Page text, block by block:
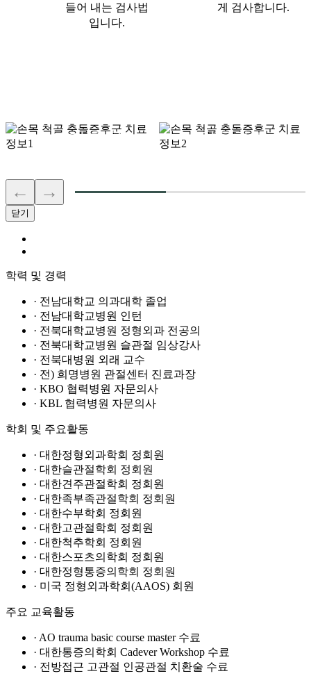
들어 내는 검사법
입니다.
게 검사합니다.
보조기 착용 약물치료
← →
닫기
학력 및 경력
· 전남대학교 의과대학 졸업
· 전남대학교병원 인턴
· 전북대학교병원 정형외과 전공의
· 전북대학교병원 슬관절 임상강사
· 전북대병원 외래 교수
· 전) 희명병원 관절센터 진료과장
· KBO 협력병원 자문의사
· KBL 협력병원 자문의사
학회 및 주요활동
· 대한정형외과학회 정회원
· 대한슬관절학회 정회원
· 대한견주관절학회 정회원
· 대한족부족관절학회 정회원
· 대한수부학회 정회원
· 대한고관절학회 정회원
· 대한척추학회 정회원
· 대한스포츠의학회 정회원
· 대한정형통증의학회 정회원
· 미국 정형외과학회(AAOS) 회원
주요 교육활동
· AO trauma basic course master 수료
· 대한통증의학회 Cadever Workshop 수료
· 전방접근 고관절 인공관절 치환술 수료